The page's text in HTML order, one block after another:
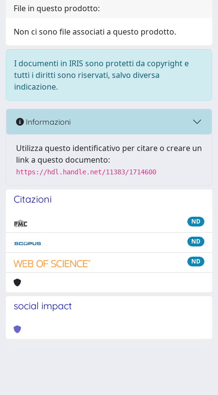
File in questo prodotto:
Non ci sono file associati a questo prodotto.
I documenti in IRIS sono protetti da copyright e
tutti i diritti sono riservati, salvo diversa
indicazione.
Informazioni
Utilizza questo identificativo per citare o creare un
link a questo documento:
https://hdl.handle.net/11383/1714600
Citazioni
ND
ND
ND
social impact